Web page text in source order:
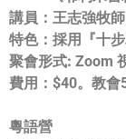
講員：王志強牧
特色： 採用『十
聚會形式: Zoom
費用： $40。教會
粵語營